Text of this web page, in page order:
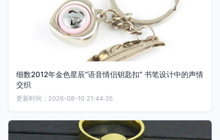
细数2012年金色星辰“语音情侣钥匙扣” 书笔设计中的声情
交织
更新时间：2026-08-10 21:44:35